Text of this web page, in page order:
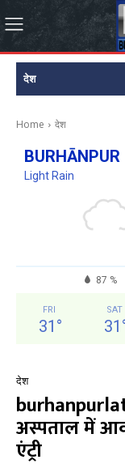
देश
Home देश
BURHĀNPUR
Light Rain
87 %
FRI
31 °
SAT
31
देश
अस्पताल में
एंट्री